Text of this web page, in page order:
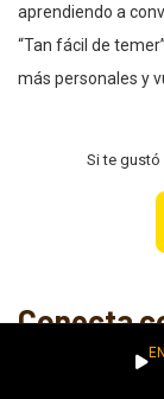
aprendiendo a
“Tan fácil de
más personales y
Si te gustó
Conecta